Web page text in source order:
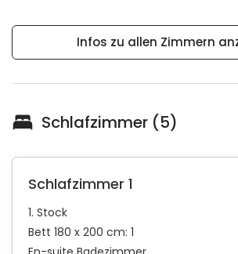
Infos zu allen Zimmern
Schlafzimmer (5)
Schlafzimmer 1
1. Stock
Bett 180 x 200 cm: 1